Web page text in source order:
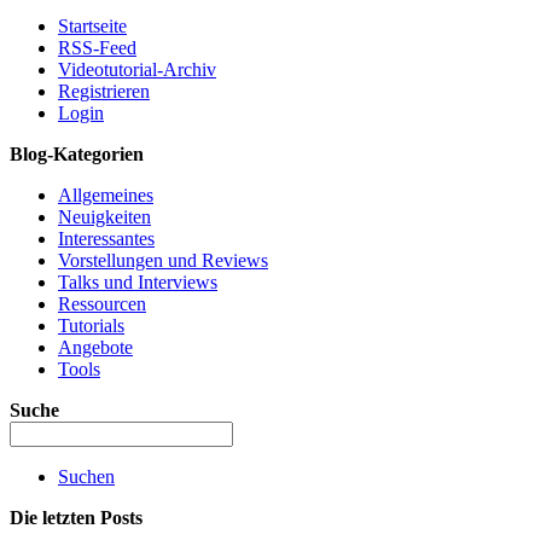
Startseite
RSS-Feed
Videotutorial-Archiv
Registrieren
Login
Blog-Kategorien
Allgemeines
Neuigkeiten
Interessantes
Vorstellungen und Reviews
Talks und Interviews
Ressourcen
Tutorials
Angebote
Tools
Suche
Suchen
Die letzten Posts